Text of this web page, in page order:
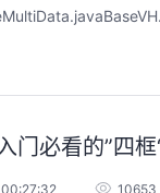
门必看的”四
10653